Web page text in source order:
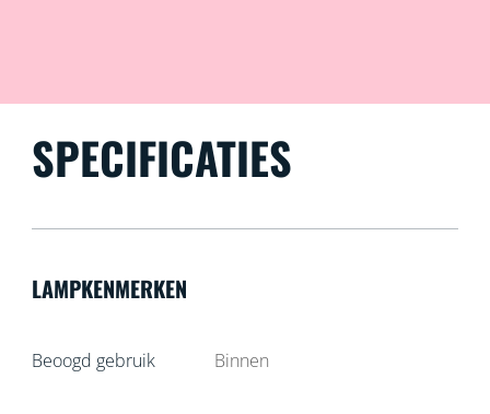
SPECIFICATIES
LAMPKENMERKEN
Beoogd gebruik Binnen